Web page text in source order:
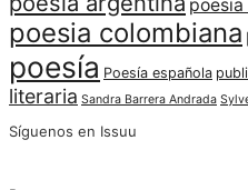
poesia colombiana
poesía Poesía española
literaria Sandra Barrera Andrada
Síguenos en Issuu